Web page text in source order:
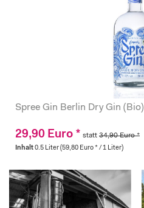
Spree Gin Berlin Dry Gin (Bio)
29,90 Euro * statt 34,90 Euro *
Inhalt0.5 Liter(59,80 Euro * / 1 Liter)